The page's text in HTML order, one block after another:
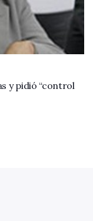
y pidió “control